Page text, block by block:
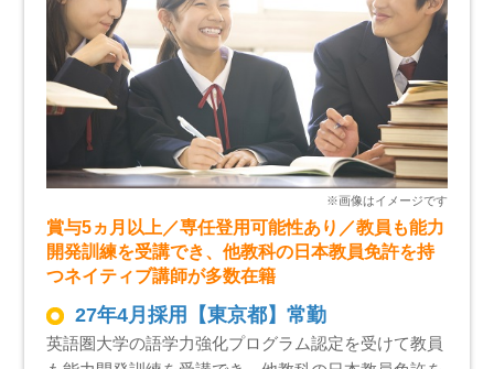
賞与5ヵ月以上／専任登用可能性あり／教員も能力
開発訓練を受講でき、他教科の日本教員免許を持
つネイティブ講師が多数在籍
27年4月採用【東京都】常勤
英語圏大学の語学力強化プログラム認定を受けて教員